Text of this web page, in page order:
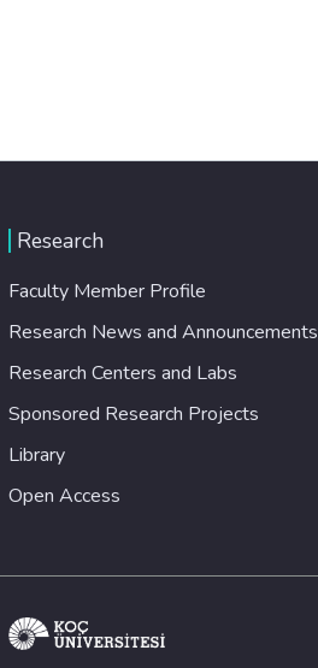
Research
Faculty Member Profile
Research News and Announcements
Research Centers and Labs
Sponsored Research Projects
Library
Open Access